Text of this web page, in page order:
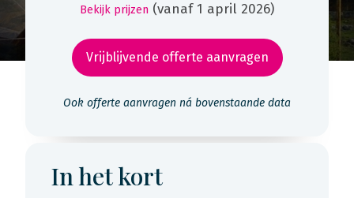
Bekijk prijzen (vanaf 1 april 2026)
Vrijblijvende offerte aanvragen
Ook offerte aanvragen ná bovenstaande data
In het kort